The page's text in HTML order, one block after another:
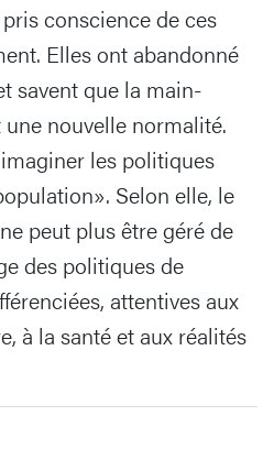
conscience de ces
Elles ont abandonné
savent que la main-
une nouvelle normalité.
les politiques
Selon elle, le
peut plus être géré de
des politiques de
attentives aux
à la santé et aux réalités